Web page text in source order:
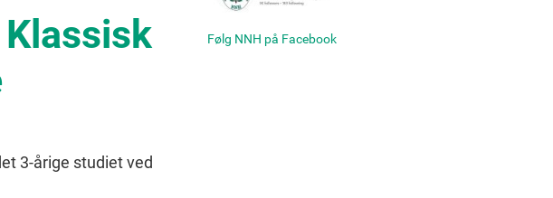
3-årige studiet ved
Følg NNH på Facebook